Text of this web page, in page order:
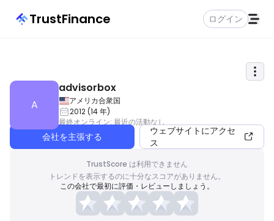
TrustFinance ログイン
A
advisorbox
アメリカ合衆国
2012(14年)
最終オンライン: 最近の活動なし
会社を主張する
ウェブサイトにアクセ
ス
TrustScore は利用できません
トレンドを表示するのに十分なスコアがありません。
この会社で最初に評価・レビューしましょう。